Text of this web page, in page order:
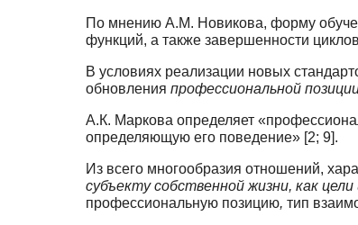
По мнению А.М. Новикова, форму
функций, а также завершенности
В условиях реализации новых
обновления профессиональной
А.К. Маркова определяет
определяющую его поведение» [2; 9].
Из всего многообразия отношений,
субъекту собственной жизни, как
профессиональную позицию, тип